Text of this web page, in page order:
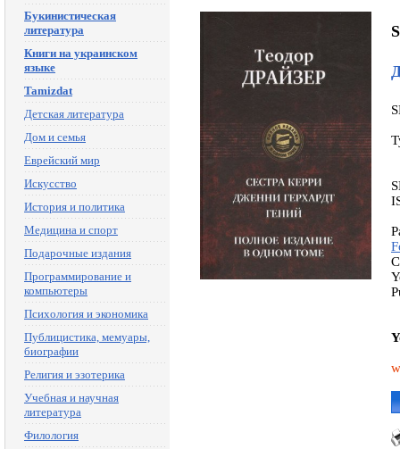
Букинистическая
литература
Книги на украинском
языке
Tamizdat
Детская литература
Дом и семья
Еврейский мир
Искусство
История и политика
Медицина и спорт
Подарочные издания
Программирование и
компьютеры
Психология и экономика
Публицистика, мемуары,
биографии
Религия и эзотерика
Учебная и научная
литература
Филология